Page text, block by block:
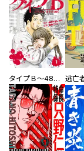
タイプＢ～48時間後、致死率100％～【単話】